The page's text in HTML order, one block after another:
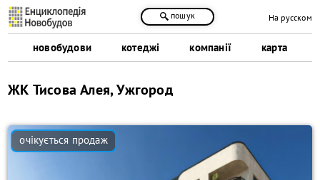
новобудови котеджі компанії карта
пошук На русском
ЖК Тисова Алея, Ужгород